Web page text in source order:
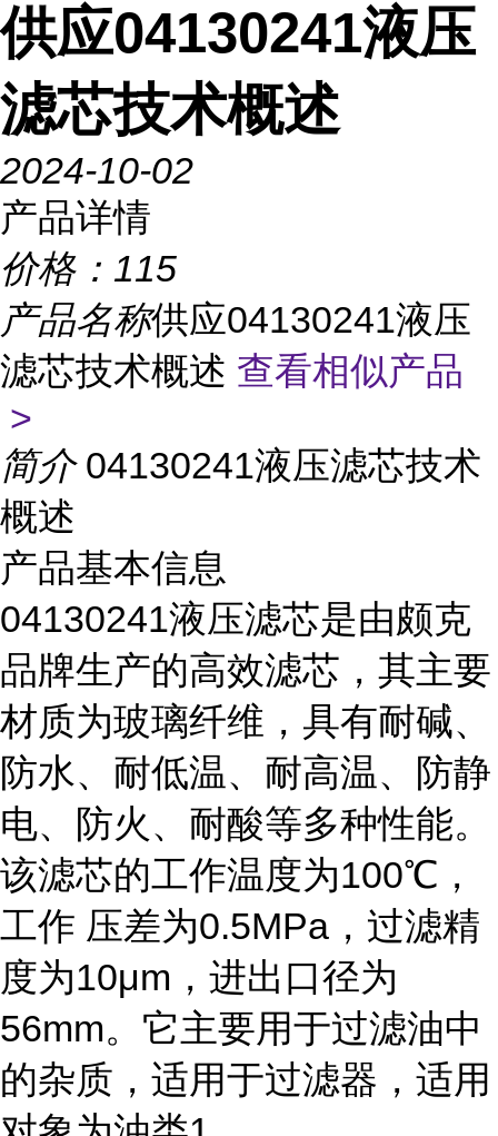
供应04130241液压
滤芯技术概述
2024-10-02
产品详情
价格： 115
产品名称供应04130241液压
滤芯技术概述 查看相似产品
>
简介 04130241液压滤芯技术
概述
产品基本信息
04130241液压滤芯是由颇克
品牌生产的高效滤芯，其主要
材质为玻璃纤维，具有耐碱、
防水、耐低温、耐高温、防静
电、防火、耐酸等多种性能。
该滤芯的工作温度为100℃，
工作 压差为0.5MPa，过滤精
度为10μm，进出口径为
56mm。它主要用于过滤油中
的杂质，适用于过滤器，适用